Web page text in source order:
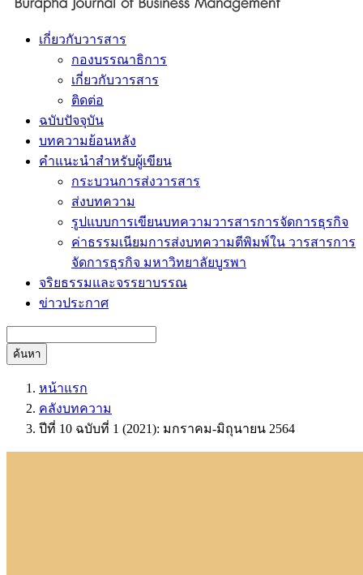
เกี่ยวกับวารสาร
กองบรรณาธิการ
เกี่ยวกับวารสาร
ติดต่อ
ฉบับปัจจุบัน
บทความย้อนหลัง
คำแนะนำสำหรับผู้เขียน
กระบวนการส่งวารสาร
ส่งบทความ
รูปแบบการเขียนบทความวารสารการจัดการธุรกิจ
ค่าธรรมเนียมการส่งบทความตีพิมพ์ใน วารสารการ
จัดการธุรกิจ มหาวิทยาลัยบูรพา
จริยธรรมและจรรยาบรรณ
ข่าวประกาศ
ค้นหา
หน้าแรก
คลังบทความ
ปีที่ 10 ฉบับที่ 1 (2021): มกราคม-มิถุนายน 2564